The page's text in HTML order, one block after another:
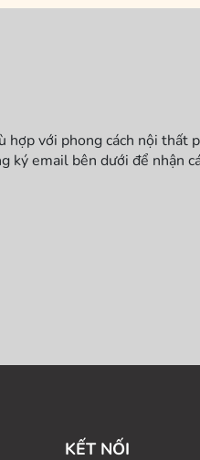
hợp với phong cách nội thất
email bên dưới để nhận
KẾT NỐI